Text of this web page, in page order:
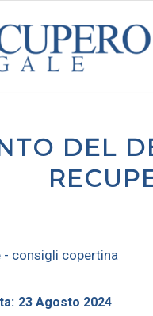
DEL
23 Agosto 2024